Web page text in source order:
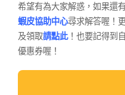
希望有為大家解惑，如果還
蝦皮協助中心尋求解答喔！
及領取請點此！也要記得到
優惠券喔！